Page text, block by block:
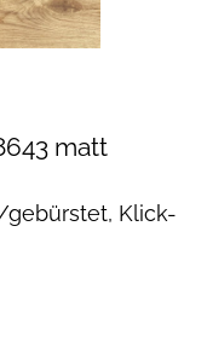
matt
gebürstet, Klick-